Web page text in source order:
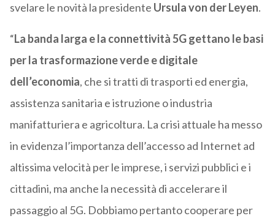
svelare le novità la presidente Ursula von der Leyen.
“La banda larga e la connettività 5G gettano le basi
per la trasformazione verde e digitale
dell’economia, che si tratti di trasporti ed energia,
assistenza sanitaria e istruzione o industria
manifatturiera e agricoltura. La crisi attuale ha messo
in evidenza l’importanza dell’accesso ad Internet ad
altissima velocità per le imprese, i servizi pubblici e i
cittadini, ma anche la necessità di accelerare il
passaggio al 5G. Dobbiamo pertanto cooperare per